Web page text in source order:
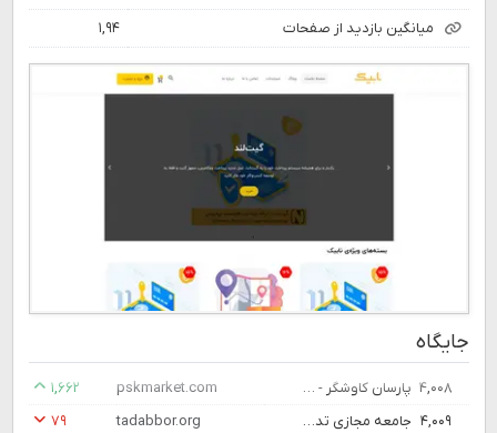
میانگین بازدید از صفحات ۱,۹۴
جایگاه
۴,۰۰۸ پارسان کاوشگر - فروشگاه تخصصی کامپیوتر و لپ تاپ pskmarket.com
۱,۶۶۲
۴,۰۰۹
جامعه مجازی تدبر در قرآن کریم tadabbor.org
۷۹